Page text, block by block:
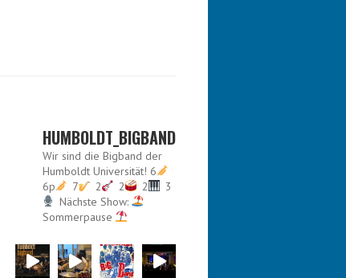
HUMBOLDT_BIGBAND
Wir sind die Bigband der
Humboldt Universität! 6
6p
7 2 2 2
3
Nächste Show:
Sommerpause